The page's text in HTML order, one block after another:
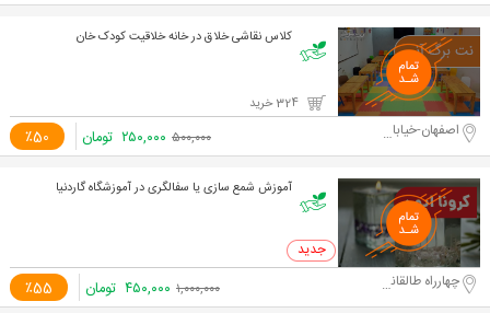
کلاس نقاشی خلاق در خانه خلاقیت کودک خان
٪50 اصفهان-خیابان سجاد ۵۰۰,۰۰۰ ۲۵۰,۰۰۰ تومان
آموزش شمع سازی یا سفالگری در آموزشگاه گاردنیا
0 خرید
٪55 چهارراه طالقانی ۱,۰۰۰,۰۰۰ ۴۵۰,۰۰۰ تومان